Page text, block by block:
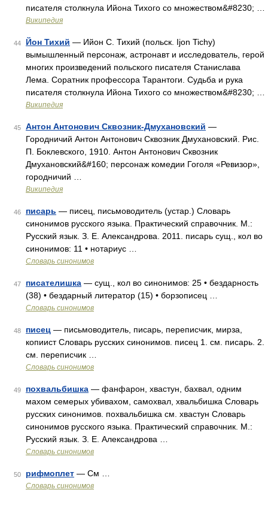
писателя столкнула Ийона Тихого со множеством&#8230; …
Википедия
44 Йон Тихий — Ийон С. Тихий (польск. Ijon Tichy)
вымышленный персонаж, астронавт и исследователь, герой
многих произведений польского писателя Станислава
Лема. Соратник профессора Тарантоги. Судьба и рука
писателя столкнула Ийона Тихого со множеством&#8230; …
Википедия
45 Антон Антонович Сквозник-Дмухановский —
Городничий Антон Антонович Сквозник Дмухановский. Рис.
П. Боклевского, 1910. Антон Антонович Сквозник
Дмухановский&#160; персонаж комедии Гоголя «Ревизор»,
городничий …
Википедия
46 писарь — писец, письмоводитель (устар.) Словарь
синонимов русского языка. Практический справочник. М.:
Русский язык. З. Е. Александрова. 2011. писарь сущ., кол во
синонимов: 11 • нотариус …
Словарь синонимов
47 писателишка — сущ., кол во синонимов: 25 • бездарность
(38) • бездарный литератор (15) • борзописец …
Словарь синонимов
48 писец — письмоводитель, писарь, переписчик, мирза,
копиист Словарь русских синонимов. писец 1. см. писарь. 2.
см. переписчик …
Словарь синонимов
49 похвальбишка — фанфарон, хвастун, бахвал, одним
махом семерых убивахом, самохвал, хвальбишка Словарь
русских синонимов. похвальбишка см. хвастун Словарь
синонимов русского языка. Практический справочник. М.:
Русский язык. З. Е. Александрова …
Словарь синонимов
50 рифмоплет — См …
Словарь синонимов